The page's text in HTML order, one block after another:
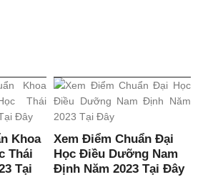
Khoa
Thái
Tại
Xem Điểm Chuẩn Đại
Học Điều Dưỡng Nam
Định Năm 2023 Tại Đây